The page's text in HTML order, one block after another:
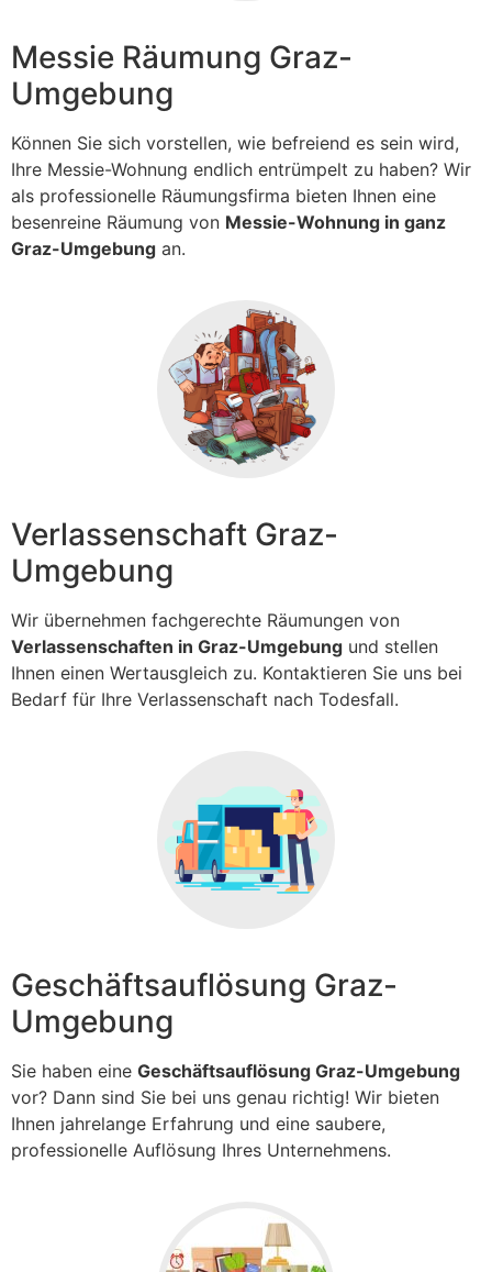
Messie Räumung Graz-
Umgebung
Können Sie sich vorstellen, wie befreiend es sein wird,
Ihre Messie-Wohnung endlich entrümpelt zu haben? Wir
als professionelle Räumungsfirma bieten Ihnen eine
besenreine Räumung von Messie-Wohnung in ganz
Graz-Umgebung an.
Verlassenschaft Graz-
Umgebung
Wir übernehmen fachgerechte Räumungen von
Verlassenschaften in Graz-Umgebung und stellen
Ihnen einen Wertausgleich zu. Kontaktieren Sie uns bei
Bedarf für Ihre Verlassenschaft nach Todesfall.
Geschäftsauflösung Graz-
Umgebung
Sie haben eine Geschäftsauflösung Graz-Umgebung
vor? Dann sind Sie bei uns genau richtig! Wir bieten
Ihnen jahrelange Erfahrung und eine saubere,
professionelle Auflösung Ihres Unternehmens.